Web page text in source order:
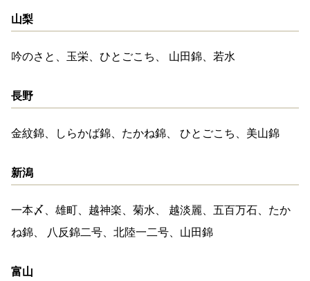
山梨
吟のさと、玉栄、ひとごこち、 山田錦、若水
長野
金紋錦、しらかば錦、たかね錦、 ひとごこち、美山錦
新潟
一本〆、雄町、越神楽、菊水、 越淡麗、五百万石、たか
ね錦、 八反錦二号、北陸一二号、山田錦
富山